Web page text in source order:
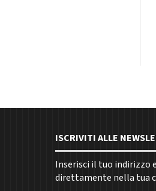
ISCRIVITI ALLE
Inserisci il tuo indirizzo
direttamente nella tua